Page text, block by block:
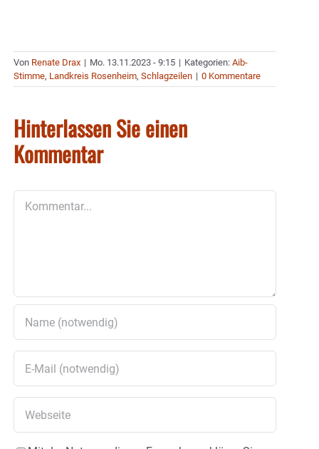
Von Renate Drax | Mo. 13.11.2023 - 9:15 | Kategorien: Aib-
Stimme, Landkreis Rosenheim, Schlagzeilen | 0 Kommentare
Hinterlassen Sie einen
Kommentar